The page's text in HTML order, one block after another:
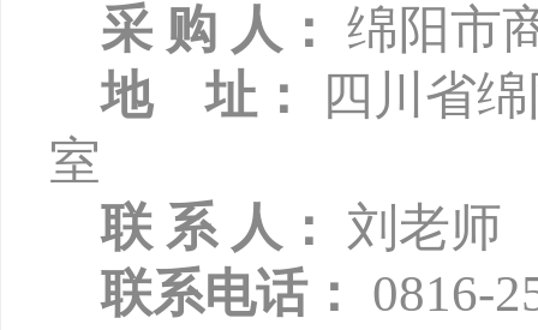
采 购 人： 绵阳市
地
址：
四川省
室
联 系 人：
刘老师
联系电话：
0816-